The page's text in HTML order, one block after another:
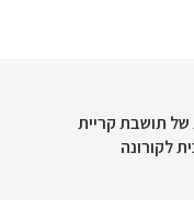
של תושבת קריית
לקורונה